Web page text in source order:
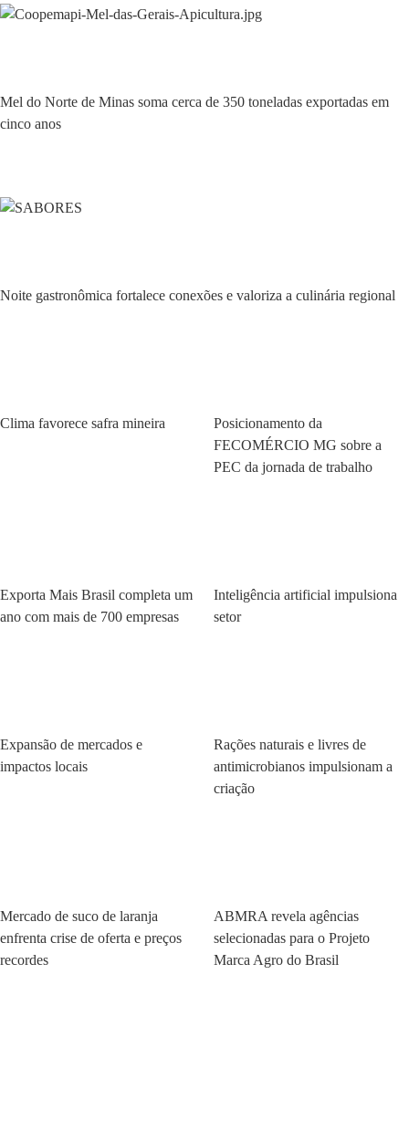
Mel do Norte de Minas soma cerca de 350 toneladas exportadas em
cinco anos
Noite gastronômica fortalece conexões e valoriza a culinária regional
Clima favorece safra mineira
Posicionamento da
FECOMÉRCIO MG sobre a
PEC da jornada de trabalho
Exporta Mais Brasil completa um
ano com mais de 700 empresas
Inteligência artificial impulsiona
setor
Expansão de mercados e
impactos locais
Rações naturais e livres de
antimicrobianos impulsionam a
criação
Mercado de suco de laranja
enfrenta crise de oferta e preços
recordes
ABMRA revela agências
selecionadas para o Projeto
Marca Agro do Brasil